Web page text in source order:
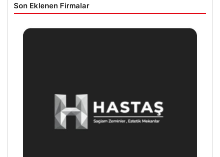
Son Eklenen Firmalar